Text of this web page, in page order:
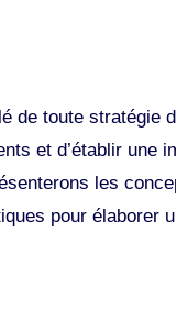
de toute stratégie
et d’établir une
les
pour élaborer